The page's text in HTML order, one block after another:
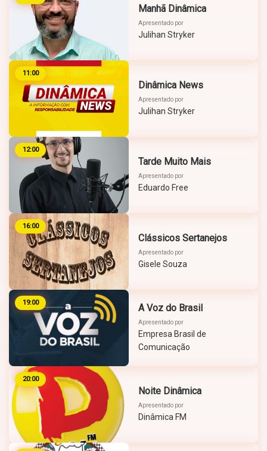
Manhã Dinâmica
Apresentado por
Julihan Stryker
11:00
Dinâmica News
Apresentado por
Julihan Stryker
12:00
Tarde Muito Mais
Apresentado por
Eduardo Free
16:00
Clássicos Sertanejos
Apresentado por
Gisele Souza
19:00 A Voz do Brasil
Apresentado por
Empresa Brasil de
Comunicação
20:00
Noite Dinâmica
Apresentado por
Dinâmica FM